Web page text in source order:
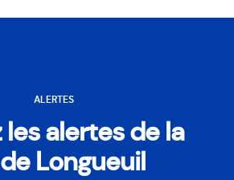
ALERTES
les alertes de la
Longueuil